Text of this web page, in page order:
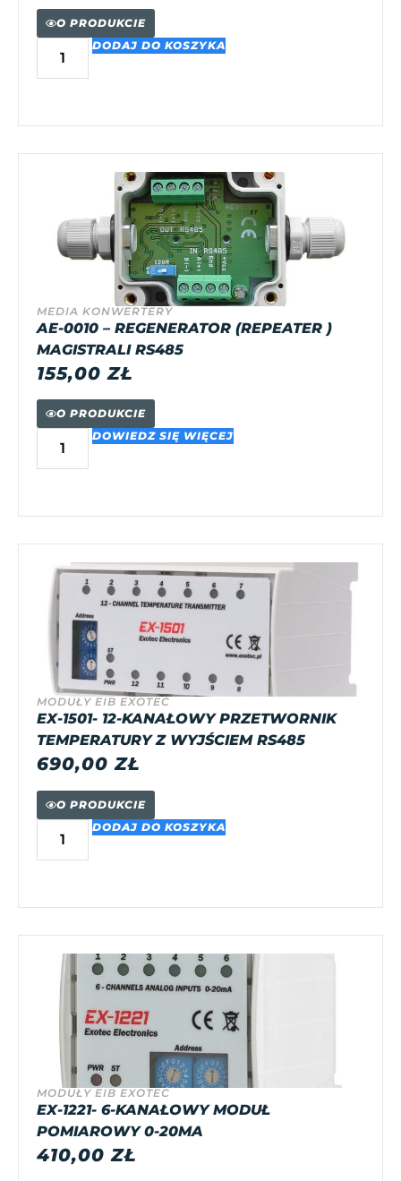
O PRODUKCIE
DODAJ DO KOSZYKA
MEDIA KONWERTERY
AE-0010 – REGENERATOR (REPEATER )
MAGISTRALI RS485
155,00ZŁ
O PRODUKCIE
DOWIEDZ SIĘ WIĘCEJ
MODUŁY EIB EXOTEC
EX-1501- 12-KANAŁOWY PRZETWORNIK
TEMPERATURY Z WYJŚCIEM RS485
690,00ZŁ
O PRODUKCIE
DODAJ DO KOSZYKA
MODUŁY EIB EXOTEC
EX-1221- 6-KANAŁOWY MODUŁ
POMIAROWY 0-20MA
410,00ZŁ